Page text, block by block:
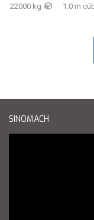
22000 kg 1.0 m
SINOMACH